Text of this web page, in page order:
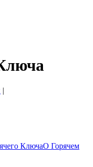
|
КлючаО Горячем